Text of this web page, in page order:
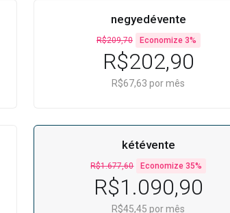
negyedévente
R$209,70 Economize 3%
R$202,90
R$67,63 por mês
kétévente
R$1.677,60 Economize 35%
R$1.090,90
R$45,45 por mês